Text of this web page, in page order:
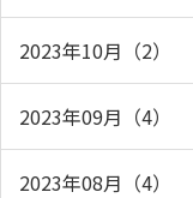
2023年10月（2）
2023年09月（4）
2023年08月（4）